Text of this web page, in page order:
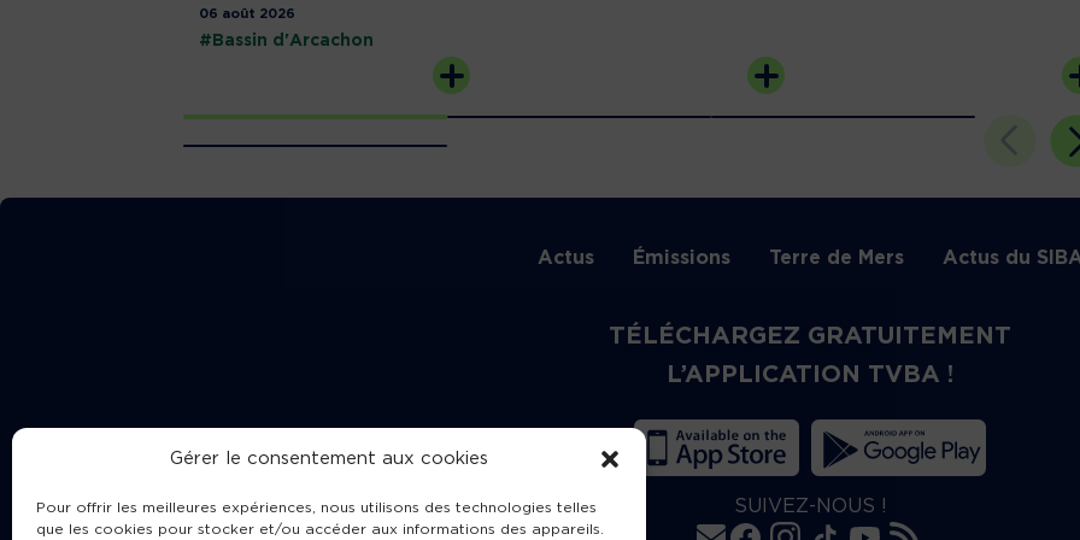
Gérer le consentement aux cookies
Pour offrir les meilleures expériences, nous utilisons des technologies telles
que les cookies pour stocker et/ou accéder aux informations des appareils.
06 août 2026
#Bassin d'Arcachon
Actus Émissions Terre de Mers Actus du
TÉLÉCHARGEZ GRATUITEMENT
L’APPLICATION TVBA !
SUIVEZ-NOUS !